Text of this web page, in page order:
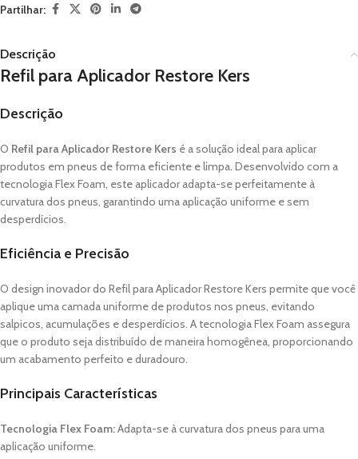
Partilhar:
Descrição
Refil para Aplicador Restore Kers
Descrição
O Refil para Aplicador Restore Kers é a solução ideal para aplicar
produtos em pneus de forma eficiente e limpa. Desenvolvido com a
tecnologia Flex Foam, este aplicador adapta-se perfeitamente à
curvatura dos pneus, garantindo uma aplicação uniforme e sem
desperdícios.
Eficiência e Precisão
O design inovador do Refil para Aplicador Restore Kers permite que você
aplique uma camada uniforme de produtos nos pneus, evitando
salpicos, acumulações e desperdícios. A tecnologia Flex Foam assegura
que o produto seja distribuído de maneira homogênea, proporcionando
um acabamento perfeito e duradouro.
Principais Características
Tecnologia Flex Foam:Adapta-se à curvatura dos pneus para uma
aplicação uniforme.